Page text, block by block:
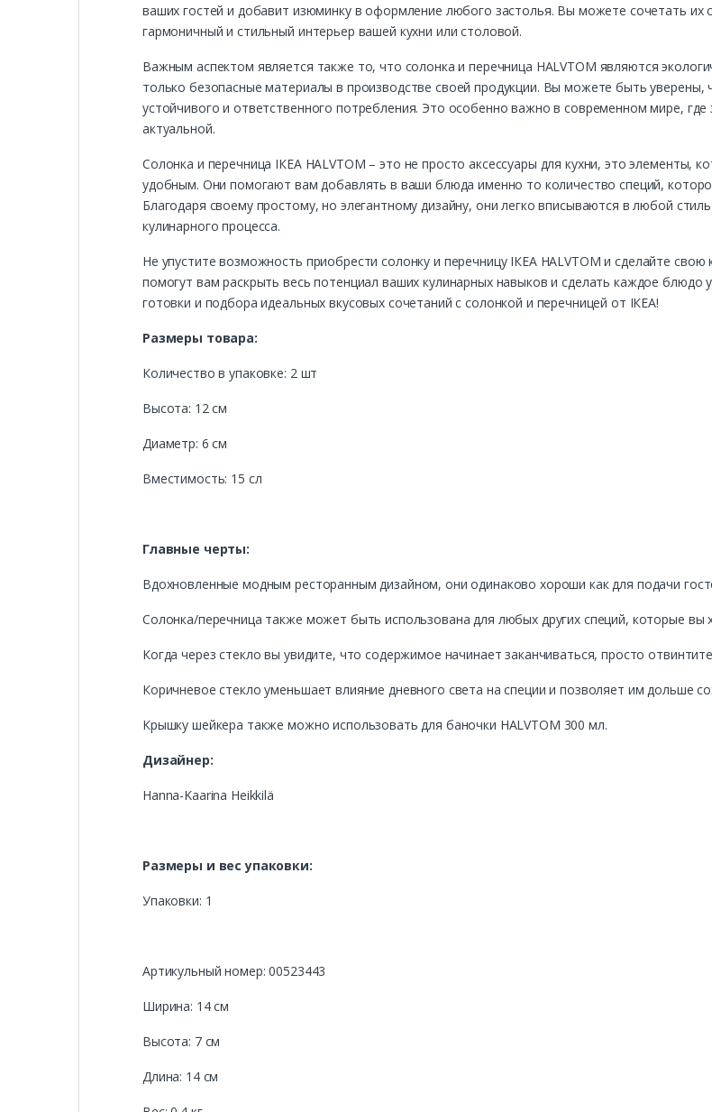
ваших гостей и добавит изюминку в оформление любого застолья. Вы можете сочетать их
гармоничный и стильный интерьер вашей кухни или столовой.
Важным аспектом является также то, что солонка и перечница HALVTOM являются
только безопасные материалы в производстве своей продукции. Вы можете быть уверены,
устойчивого и ответственного потребления. Это особенно важно в современном мире,
актуальной.
Солонка и перечница ІКЕА HALVTOM – это не просто аксессуары для кухни, это элементы,
удобным. Они помогают вам добавлять в ваши блюда именно то количество специй,
Благодаря своему простому, но элегантному дизайну, они легко вписываются в любой
кулинарного процесса.
Не упустите возможность приобрести солонку и перечницу ІКЕА HALVTOM и сделайте
помогут вам раскрыть весь потенциал ваших кулинарных навыков и сделать каждое
готовки и подбора идеальных вкусовых сочетаний с солонкой и перечницей от ІКЕА!
Размеры товара:
Количество в упаковке: 2 шт
Высота: 12 см
Диаметр: 6 см
Вместимость: 15 сл
Главные черты:
Вдохновленные модным ресторанным дизайном, они одинаково хороши как для подачи
Солонка/перечница также может быть использована для любых других специй, которые вы
Когда через стекло вы увидите, что содержимое начинает заканчиваться, просто
Коричневое стекло уменьшает влияние дневного света на специи и позволяет им дольше
Крышку шейкера также можно использовать для баночки HALVTOM 300 мл.
Дизайнер:
Hanna-Kaarina Heikkilä
Размеры и вес упаковки:
Упаковки: 1
Артикульный номер: 00523443
Ширина: 14 см
Высота: 7 см
Длина: 14 см